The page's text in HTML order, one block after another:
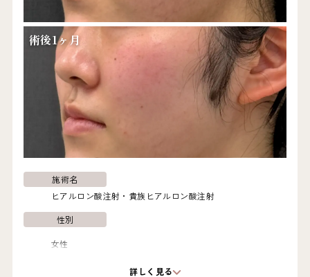
リスク・副作用
腫れ、内出血、左右差、血流障害、アレルギー、感染
術後1ヶ月
施術名
ヒアルロン酸注射
貴族ヒアルロン酸注射
性別
女性
詳しく見る